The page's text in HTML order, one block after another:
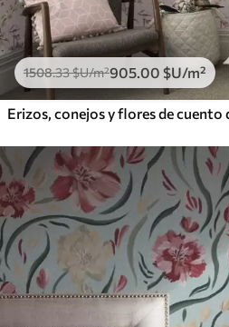
1508.33$U/m²905.00 $U/m²